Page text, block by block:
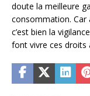
doute la meilleure
consommation. Car
c’est bien la
font vivre ces droits